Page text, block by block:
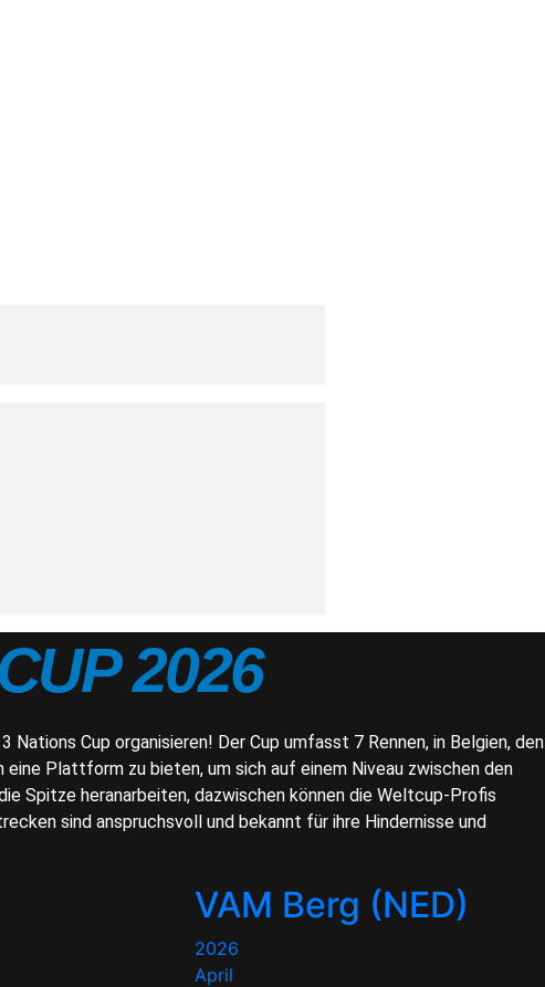
2026
Cup organisieren! Der Cup umfasst 7 Rennen, in Belgien, den
Plattform zu bieten, um sich auf einem Niveau zwischen den
Spitze heranarbeiten, dazwischen können die Weltcup-Profis
sind anspruchsvoll und bekannt für ihre Hindernisse und
VAM Berg (NED)
2026
April